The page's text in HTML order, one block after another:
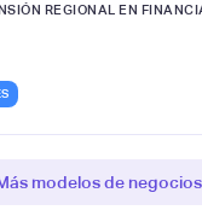
REGIONAL EN
modelos de negocios